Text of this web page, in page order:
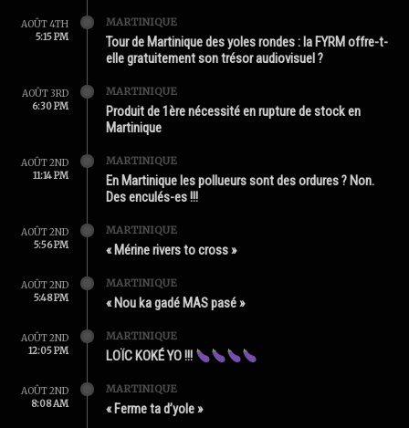
AOÛT 4TH
5:15 PM
MARTINIQUE
Tour de Martinique des yoles rondes : la FYRM offre-t-
elle gratuitement son trésor audiovisuel ?
AOÛT 3RD
6:30 PM
MARTINIQUE
Produit de 1ère nécessité en rupture de stock en
Martinique
AOÛT 2ND
11:14 PM
MARTINIQUE
En Martinique les pollueurs sont des ordures ? Non.
Des enculés-es !!!
AOÛT 2ND
5:56 PM
MARTINIQUE
« Mérine rivers to cross »
AOÛT 2ND
5:48 PM
MARTINIQUE
« Nou ka gadé MAS pasé »
AOÛT 2ND
12:05 PM
MARTINIQUE
LOÏC KOKÉ YO !!!
AOÛT 2ND
8:08 AM
MARTINIQUE
« Ferme ta d’yole »